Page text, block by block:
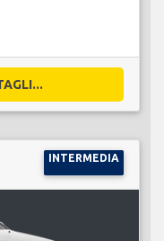
INTERMEDIA